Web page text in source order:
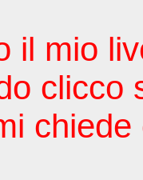
il mio
clicco